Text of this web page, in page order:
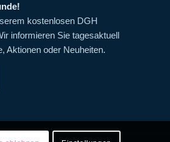
kostenlosen DGH
informieren Sie tagesaktuell
Aktionen oder Neuheiten.